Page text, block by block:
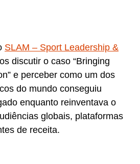
SLAM – Sport Leadership &
discutir o caso “Bringing
e perceber como um dos
do mundo conseguiu
enquanto reinventava o
globais, plataformas
de receita.